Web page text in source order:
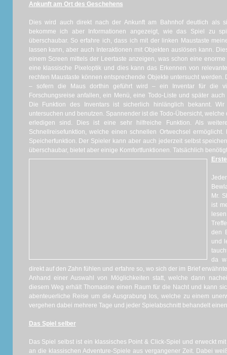
Ankunft am Ort des Geschehens
Dies wird auch direkt nach der Ankunft am Bahnhof deutlich als
bekomme ich aber Informationen angezeigt, wie das Spiel zu
überschaubar. So erfahre ich, dass ich mit der linken Maustaste
lassen kann, aber auch Interaktionen mit Objekten auslösen kann.
einem Screen mittels der Leertaste anzeigen, was schon eine
eine klassische Pixeloptik und dies kann das Erkennen von
rechten Maustaste können entsprechende Objekte untersucht
– sofern die Maus dorthin geführt wird – ein Inventar für die
Forschungsreise anfallen, ein Menü, eine Todo-Liste und später
Die Funktion des Inventars ist sicherlich hinlänglich bekannt. Wir
untersuchen und benutzen. Spannender ist die Todo-Übersicht,
erledigen sind. Dies ist eine sehr hilfreiche Funktion. Als
Schnellreisefunktion, welche einen schnellen Ortwechsel
Speicherfunktion. Der Spieler kann aber auch jederzeit selbst
überschaubar, bietet aber einige Komfortfunktionen. Tatsächlich
Mr.
ist
den
und
da
direkt auf den Zahn fühlen und erfahre so, wo sich der im Brief
Anhand einer Auswahl von Möglichkeiten statt, welche dann
diesem Weg erhält Thomasine einen Raum für die Nacht und kann
abenteuerliche Reise um die Ausgrabung los, welche zu einem
vergehen dabei mehrere Tage und jeder Spielabschnitt behandelt
Das Spiel selber
Das Spiel selbst ist ein klassisches Point & Click-Spiel und erweckt
an die klassischen Adventure-Spiele aus vergangener Zeit. Dabei